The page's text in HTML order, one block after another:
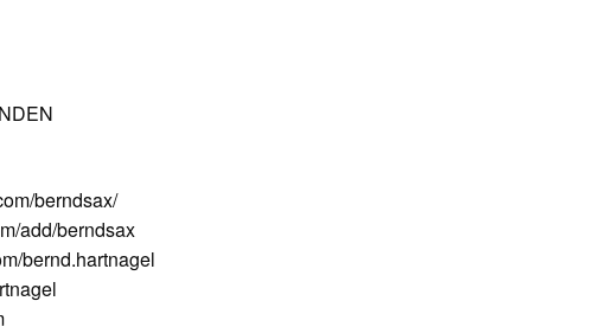
berndsax/
add/berndsax
bernd.hartnagel